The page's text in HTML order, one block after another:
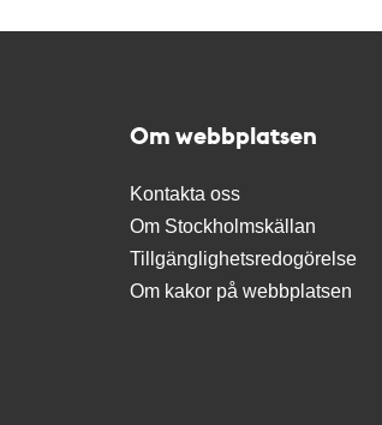
Om webbplatsen
Kontakta oss
Om Stockholmskällan
Tillgänglighetsredogörelse
Om kakor på webbplatsen